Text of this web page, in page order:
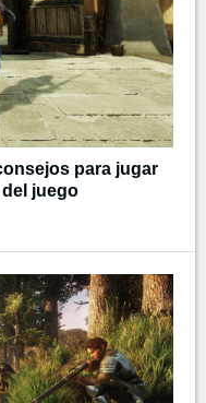
para jugar
juego